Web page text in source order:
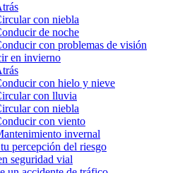
con niebla
de noche
con problemas de visión
en invierno
con hielo y nieve
con lluvia
con niebla
con viento
invernal
percepción del riesgo
seguridad vial